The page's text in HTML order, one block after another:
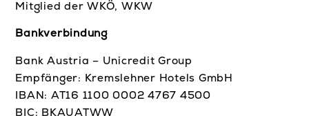
Mitglied der WKÖ, WKW
Bankverbindung
Bank Austria – Unicredit Group
Empfänger: Kremslehner Hotels GmbH
IBAN: AT16 1100 0002 4767 4500
BIC: BKAUATWW